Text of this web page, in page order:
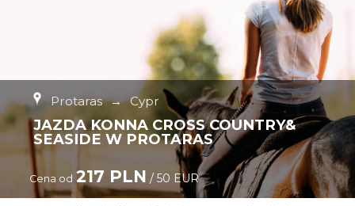
Protaras → Cypr
JAZDA KONNA CROSS COUNTRY&
SEASIDE W PROTARAS
Cena od 217 PLN / 50 EUR